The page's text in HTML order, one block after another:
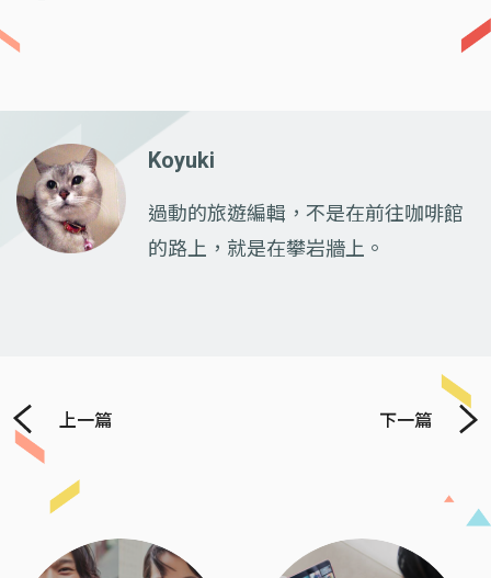
Koyuki
過動的旅遊編輯，不是在前往咖啡館
的路上，就是在攀岩牆上。
上一篇 下一篇